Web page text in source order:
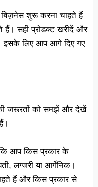
शुरू करना चाहते हैं
सही प्रोडक्ट खरीदें और
इसके लिए आप आगे दिए गए
की जरूरतों को समझें और देखें
आप किस प्रकार के
लग्जरी या आर्गेनिक।
हैं और किस प्रकार से